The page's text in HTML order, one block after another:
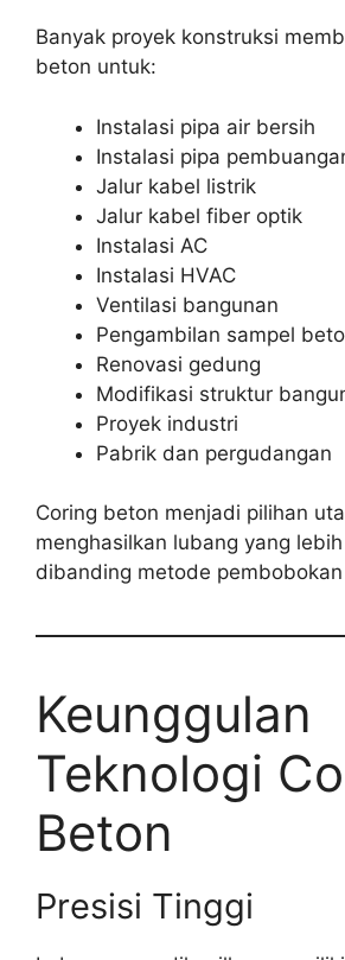
Banyak proyek konstruksi
beton untuk:
Instalasi pipa air bersih
Instalasi pipa
Jalur kabel listrik
Jalur kabel fiber optik
Instalasi AC
Instalasi HVAC
Ventilasi bangunan
Pengambilan sampel
Renovasi gedung
Modifikasi struktur
Proyek industri
Pabrik dan pergudangan
Coring beton menjadi pilihan
menghasilkan lubang yang
dibanding metode
Keunggulan
Teknologi
Beton
Presisi Tinggi